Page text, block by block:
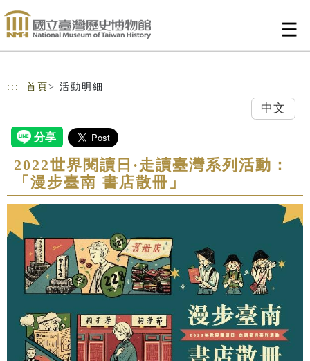
跳到主要內容
網站導覽
::: 首頁 > 活動明細
中文
2022世界閱讀日·走讀臺灣系列活動：
「漫步臺南 書店散冊」